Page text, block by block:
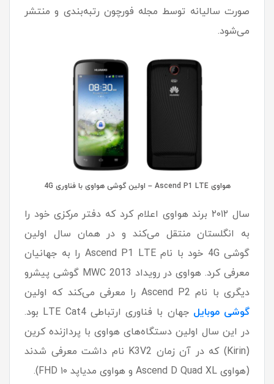
صورت سالیانه توسط مجله فورچون رتبه‌بندی و منتشر
می‌شود.
هواوی Ascend P1 LTE – اولین گوشی هواوی با فناوری 4G
سال ۲۰۱۲ برند هواوی اعلام کرد که دفتر مرکزی خود را
به انگلستان منتقل می‌کند و در همان سال اولین
گوشی 4G خود با نام Ascend P1 LTE را به جهانیان
معرفی کرد. هواوی در رویداد MWC 2013 گوشی پیشرو
دیگری با نام Ascend P2 را معرفی می‌کند که اولین
گوشی موبایل
جهان با فناوری ارتباطی LTE Cat4 بود.
در این سال اولین دستگاه‌های هواوی با پردازنده کرین
(Kirin) که در آن زمان K3V2 نام داشت معرفی شدند
(هواوی Ascend D Quad XL و هواوی مدیاپد ۱۰ FHD).